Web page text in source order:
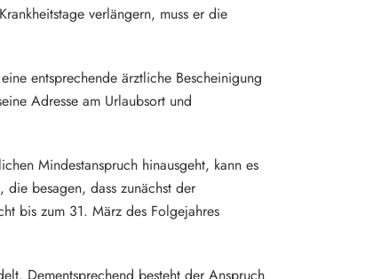
verlängern, muss er die
entsprechende ärztliche Bescheinigung
Adresse am Urlaubsort und
Mindestanspruch hinausgeht, kann es
besagen, dass zunächst der
bis zum 31. März des Folgejahres